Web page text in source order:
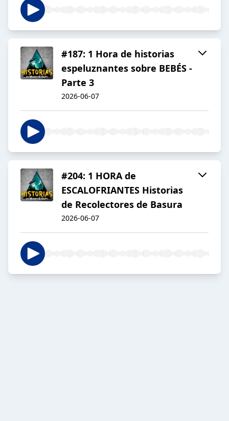
#187: 1 Hora de historias
espeluznantes sobre BEBÉS -
Parte 3
2026-06-07
#204: 1 HORA de
ESCALOFRIANTES Historias
de Recolectores de Basura
2026-06-07